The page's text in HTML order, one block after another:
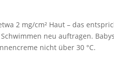
2 mg/cm² Haut – das
neu auftragen.
nicht über 30 °C.